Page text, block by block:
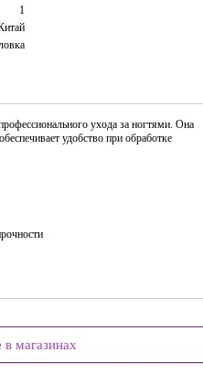
1
ухода за ногтями. Она
удобство при обработке
магазинах